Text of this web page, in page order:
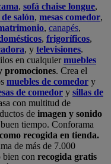
, sofá chaise longue,
salón, mesas comedor,
, canapés,
, frigoríficos,
, y televisiones.
en cualquiermuebles
promociones. Crea el
muebles de comedor y
de comedor y sillas de
con multitud de
de imagen y sonido
tiempo. Conforama
recogida en tienda.
de más de 7.000
bien con recogida gratis